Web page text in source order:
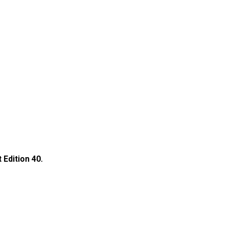
Edition 40.